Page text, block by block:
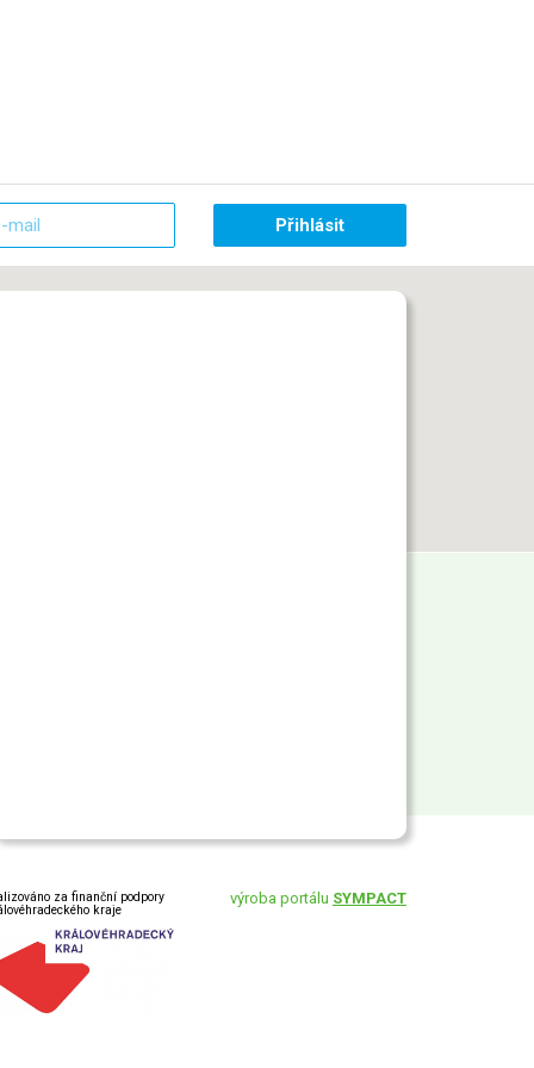
za finanční podpory
kraje
výroba portálu SYMPACT